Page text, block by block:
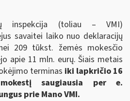
inspekcija (toliau – VMI)
savaitei laiko nuo deklaracijų
209 tūkst. žemės mokesčio
apie 11 mln. eurų. Šiais metais
terminas iki lapkričio 16
saugiausia per e.
prie Mano VMI.